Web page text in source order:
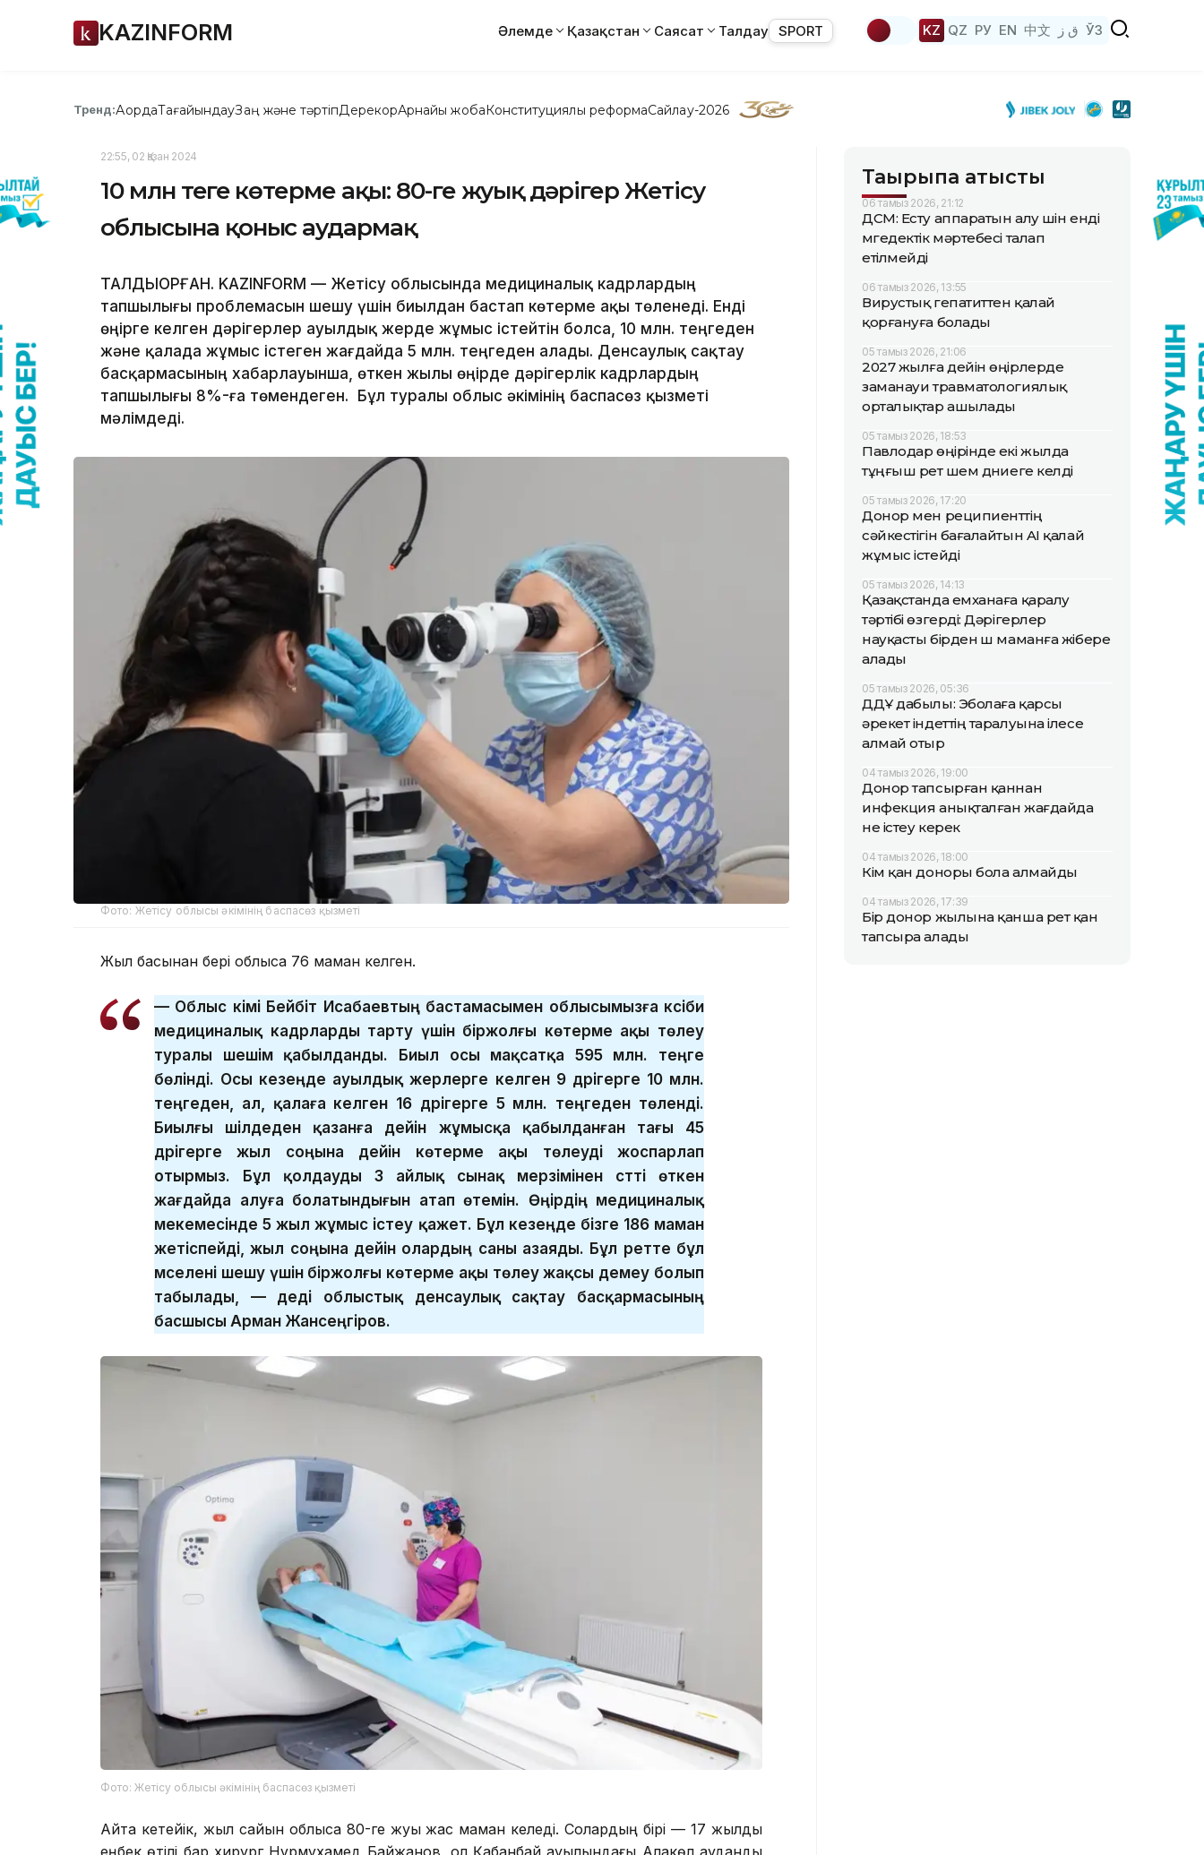
KAZINFORM Әлемде Қазақстан Саясат Талдау SPORT KZ QZ РУ EN 中文 ق ز ЎЗ
Тренд:АқордаТағайындауЗаң және тәртіпДерекқорАрнайы жобаКонституциялық реформаСайлау-2026
22:55, 02 Қазан 2024
10 млн теңге көтерме ақы: 80-ге жуық дәрігер Жетісу
облысына қоныс аудармақ
ТАЛДЫҚОРҒАН. KAZINFORM — Жетісу облысында медициналық кадрлардың
тапшылығы проблемасын шешу үшін биылдан бастап көтерме ақы төленеді. Енді
өңірге келген дәрігерлер ауылдық жерде жұмыс істейтін болса, 10 млн. теңгеден
және қалада жұмыс істеген жағдайда 5 млн. теңгеден алады. Денсаулық сақтау
басқармасының хабарлауынша, өткен жылы өңірде дәрігерлік кадрлардың
тапшылығы 8%-ға төмендеген. Бұл туралы облыс әкімінің баспасөз қызметі
мәлімдеді.
Фото: Жетісу облысы әкімінің баспасөз қызметі
Жыл басынан бері облысқа 76 маман келген.
— Облыс әкімі Бейбіт Исабаевтың бастамасымен облысымызға кәсіби
медициналық кадрларды тарту үшін біржолғы көтерме ақы төлеу
туралы шешім қабылданды. Биыл осы мақсатқа 595 млн. теңге
бөлінді. Осы кезеңде ауылдық жерлерге келген 9 дәрігерге 10 млн.
теңгеден, ал, қалаға келген 16 дәрігерге 5 млн. теңгеден төленді.
Биылғы шілдеден қазанға дейін жұмысқа қабылданған тағы 45
дәрігерге жыл соңына дейін көтерме ақы төлеуді жоспарлап
отырмыз. Бұл қолдауды 3 айлық сынақ мерзімінен сәтті өткен
жағдайда алуға болатындығын атап өтемін. Өңірдің медициналық
мекемесінде 5 жыл жұмыс істеу қажет. Бұл кезеңде бізге 186 маман
жетіспейді, жыл соңына дейін олардың саны азаяды. Бұл ретте бұл
мәселені шешу үшін біржолғы көтерме ақы төлеу жақсы демеу болып
табылады, — деді облыстық денсаулық сақтау басқармасының
басшысы Арман Жансеңгіров.
Фото: Жетісу облысы әкімінің баспасөз қызметі
Айта кетейік, жыл сайын облысқа 80-ге жуық жас маман келеді. Солардың бірі — 17 жылдық
Тақырыпқа қатысты
06 тамыз 2026, 21:12
ДСМ: Есту аппаратын алу үшін енді
мүгедектік мәртебесі талап
етілмейді
06 тамыз 2026, 13:55
Вирустық гепатиттен қалай
қорғануға болады
05 тамыз 2026, 21:06
2027 жылға дейін өңірлерде
заманауи травматологиялық
орталықтар ашылады
05 тамыз 2026, 18:53
Павлодар өңірінде екі жылда
тұңғыш рет үшем дүниеге келді
05 тамыз 2026, 17:20
Донор мен реципиенттің
сәйкестігін бағалайтын AI қалай
жұмыс істейді
05 тамыз 2026, 14:13
Қазақстанда емханаға қаралу
тәртібі өзгерді: Дәрігерлер
науқасты бірден үш маманға жібере
алады
05 тамыз 2026, 05:36
ДДҰ дабылы: Эболаға қарсы
әрекет індеттің таралуына ілесе
алмай отыр
04 тамыз 2026, 19:00
Донор тапсырған қаннан
инфекция анықталған жағдайда
не істеу керек
04 тамыз 2026, 18:00
Кім қан доноры бола алмайды
04 тамыз 2026, 17:39
Бір донор жылына қанша рет қан
тапсыра алады